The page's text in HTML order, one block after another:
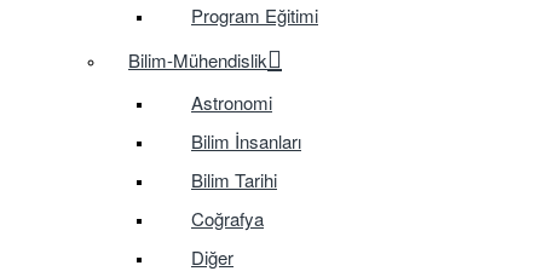
Program Eğitimi
Bilim-Mühendislik
Astronomi
Bilim İnsanları
Bilim Tarihi
Coğrafya
Diğer